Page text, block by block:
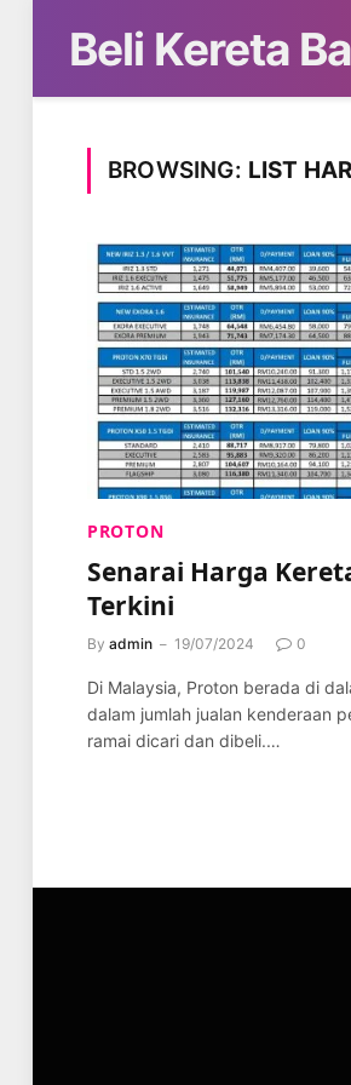
Beli Kereta
BROWSING: LIST
PROTON
Senarai Harga
Terkini
By admin 19/07/2024 0
Di Malaysia, Proton berada di
dalam jumlah jualan kenderaan
ramai dicari dan dibeli.…